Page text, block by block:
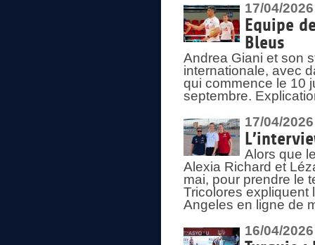
17/04/2026
Equipe
Bleus
Andrea Giani et son
internationale, avec
qui commence le 10
septembre.
17/04/2026
Alors que
Alexia Richard et
mai, pour prendre le
Tricolores expliquent
Angeles en ligne de
16/04/2026